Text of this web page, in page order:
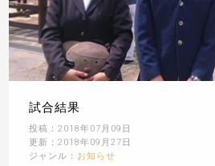
試合結果
投稿：2018年07月09日
更新：2018年09月27日
ジャンル： お知らせ